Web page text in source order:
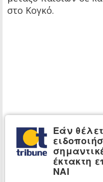
στο Κογκό.
Εάν
έκτακτη
ΝΑΙ